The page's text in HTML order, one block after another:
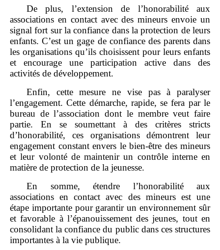
De plus, l’extension de l’honorabilité aux
associations en contact avec des mineurs envoie un
signal fort sur la confiance dans la protection de leurs
enfants. C’est un gage de confiance des parents dans
les organisations qu’ils choisissent pour leurs enfants
et encourage une participation active dans des
activités de développement.
Enfin, cette mesure ne vise pas à paralyser
l’engagement. Cette démarche, rapide, se fera par le
bureau de l’association dont le membre veut faire
partie. En se soumettant à des critères stricts
d’honorabilité, ces organisations démontrent leur
engagement constant envers le bien‑être des mineurs
et leur volonté de maintenir un contrôle interne en
matière de protection de la jeunesse.
En somme, étendre l’honorabilité aux
associations en contact avec des mineurs est une
étape importante pour garantir un environnement sûr
et favorable à l’épanouissement des jeunes, tout en
consolidant la confiance du public dans ces structures
importantes à la vie publique.